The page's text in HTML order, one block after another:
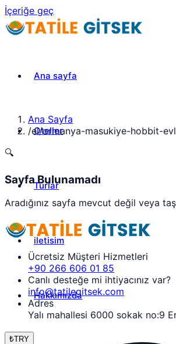
İçeriğe geç
Ana sayfa
Oteller
Turlar
iletisim
Hakkımızda
₺TRY
Ana Sayfa
/el/ormanya-masukiye-hobbit-
🔍
Sayfa Bulunamadı
Aradığınız sayfa mevcut değil veya
Ücretsiz Müşteri Hizmetleri
+90 266 606 01 85
Canlı desteğe mi ihtiyacınız var?
info@tatilegitsek.com
Adres
Yalı mahallesi 6000 sokak no:9